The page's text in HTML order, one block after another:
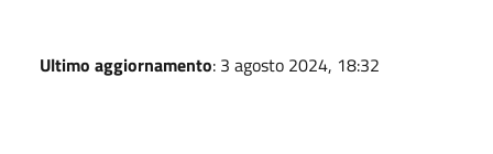
Ultimo aggiornamento: 3 agosto 2024, 18:32